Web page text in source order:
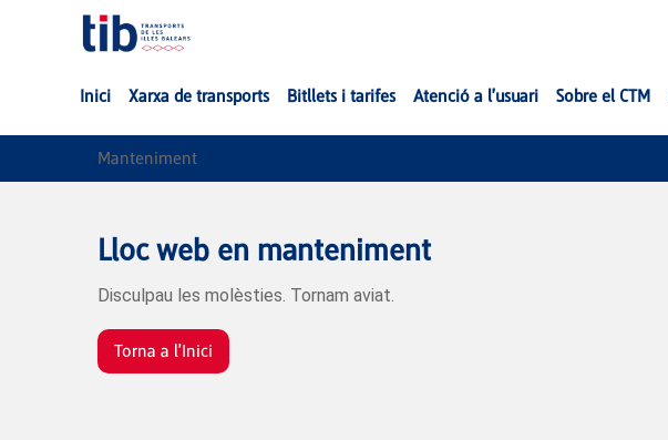
Inici Xarxa de transports Bitllets i tarifes Atenció a l'usuari Sobre el CTM
Manteniment
Lloc web en manteniment
Disculpau les molèsties. Tornam aviat.
Torna a l'Inici